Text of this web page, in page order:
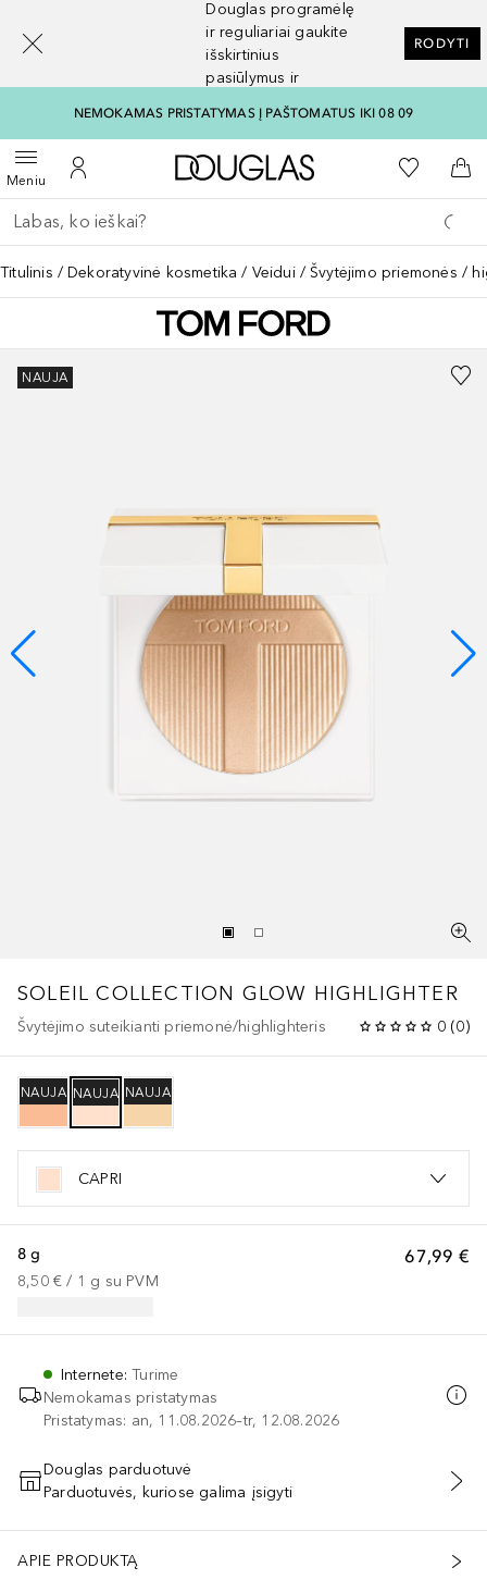
Douglas programėlę
ir reguliariai gaukite
išskirtinius
pasiūlymus ir
RODYTI
NEMOKAMAS PRISTATYMAS Į PAŠTOMATUS IKI 08 09
MeniuAtidaryti meniuĮ mano paskyrą
Į Douglas pagrindinį
Į mano
Į
Grįžk atgal
Vykdykite paiešką
Titulinis Dekoratyvinė kosmetika Veidui Švytėjimo priemonės /
NAUJA
SOLEIL COLLECTION GLOW HIGHLIGHTER
Švytėjimo suteikianti priemonė/highlighteris 0 (0)
NAUJA NAUJA NAUJA
CAPRI
67,99 €
8 g
8,50 € / 1 g su PVM
Internete:Turime
Nemokamas pristatymas
Pristatymas: an, 11.08.2026–tr, 12.08.2026
PRIDĖTI Į KREPŠELĮ
Douglas parduotuvė
Parduotuvės, kuriose galima įsigyti
APIE PRODUKTĄ
[navigation.slideout.screenreader]